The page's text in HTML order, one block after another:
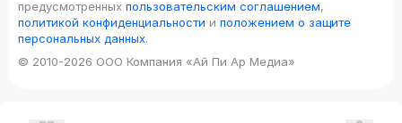
предусмотренных пользовательским соглашением,
политикой конфиденциальности и положением о защите
персональных данных.
© 2010-2026 ООО Компания «Ай Пи Ар Медиа»